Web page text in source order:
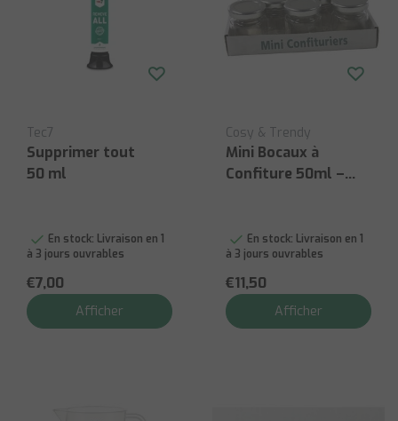
Tec7
Supprimer tout
50 ml
En stock: Livraison en 1
à 3 jours ouvrables
€7,00
Afficher
Cosy & Trendy
Mini Bocaux à
Confiture 50ml –
En stock: Livraison en 1
à 3 jours ouvrables
€11,50
Afficher